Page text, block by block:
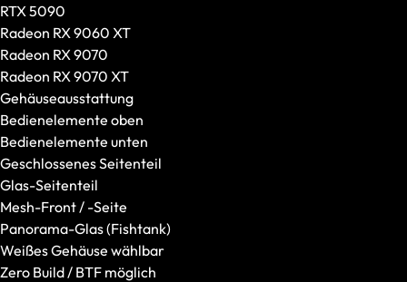
RTX 5090
Radeon RX 9060 XT
Radeon RX 9070
Radeon RX 9070 XT
Gehäuseausstattung
Bedienelemente oben
Bedienelemente unten
Geschlossenes Seitenteil
Glas-Seitenteil
Mesh-Front / -Seite
Panorama-Glas (Fishtank)
Weißes Gehäuse wählbar
Zero Build / BTF möglich
Headsets
Alle anzeigen
Gaming-Headsets
Kabellose Headsets
Kabelgebundene Headsets
Surround-Sound-Headsets